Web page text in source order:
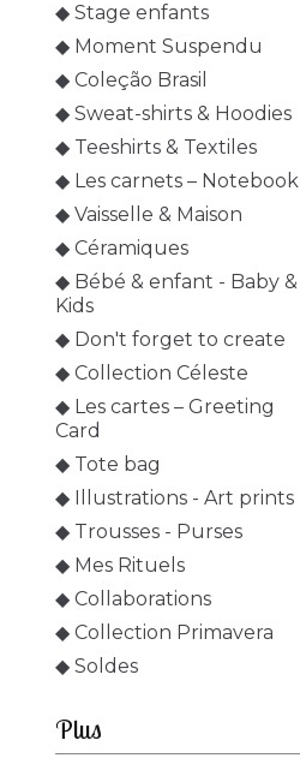
◆ Stage enfants
◆ Moment Suspendu
◆ Coleção Brasil
◆ Sweat-shirts & Hoodies
◆ Teeshirts & Textiles
◆ Les carnets – Notebook
◆ Vaisselle & Maison
◆ Céramiques
◆ Bébé & enfant - Baby &
Kids
◆ Don't forget to create
◆ Collection Céleste
◆ Les cartes – Greeting
Card
◆ Tote bag
◆ Illustrations - Art prints
◆ Trousses - Purses
◆ Mes Rituels
◆ Collaborations
◆ Collection Primavera
◆ Soldes
Plus